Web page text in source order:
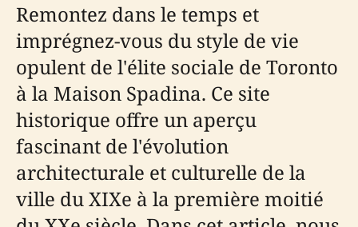
Remontez dans le temps et
imprégnez-vous du style de vie
opulent de l'élite sociale de Toronto
à la Maison Spadina. Ce site
historique offre un aperçu
fascinant de l'évolution
architecturale et culturelle de la
ville du XIXe à la première moitié